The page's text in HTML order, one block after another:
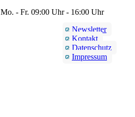
Mo. - Fr. 09:00 Uhr - 16:00 Uhr
Newsletter
Kontakt
Datenschutz
Impressum